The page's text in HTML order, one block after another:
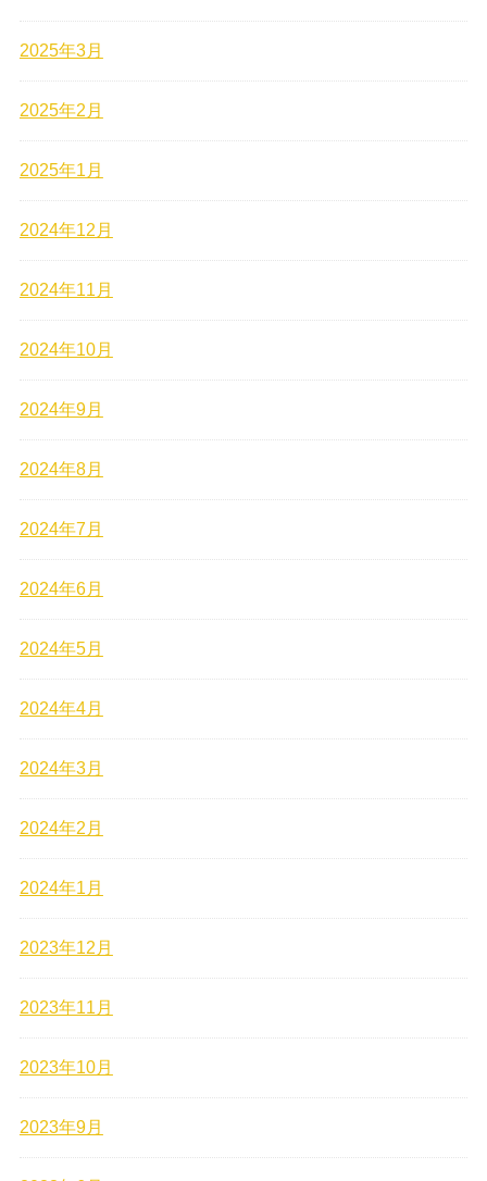
2025年3月
2025年2月
2025年1月
2024年12月
2024年11月
2024年10月
2024年9月
2024年8月
2024年7月
2024年6月
2024年5月
2024年4月
2024年3月
2024年2月
2024年1月
2023年12月
2023年11月
2023年10月
2023年9月